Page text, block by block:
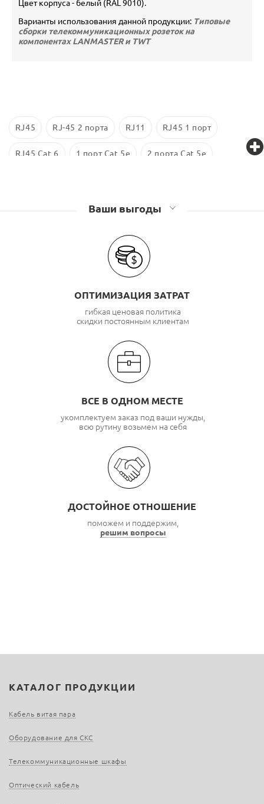
Цвет корпуса - белый (RAL 9010).
Варианты использования данной продукции: Типовые
сборки телекоммуникационных розеток на
компонентах LANMASTER и TWT
RJ45 RJ-45 2 порта RJ11 RJ45 1 порт
RJ45 Cat 6 1 порт Cat 5e 2 порта Cat 5e
Розетки компьютерные (RJ45), телефонные (RJ11)
Розетки компьютерные (RJ45), телефонные (RJ11) TWT
Ваши выгоды
ОПТИМИЗАЦИЯ ЗАТРАТ
гибкая ценовая политика
скидки постоянным клиентам
ВСЕ В ОДНОМ МЕСТЕ
укомплектуем заказ под ваши нужды,
всю рутину возьмем на себя
ДОСТОЙНОЕ ОТНОШЕНИЕ
поможем и поддержим,
решим вопросы
КАТАЛОГ ПРОДУКЦИИ
Кабель витая пара
Оборудование для СКС
Телекоммуникационные шкафы
Оптический кабель